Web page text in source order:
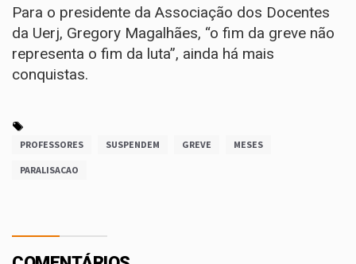
Para o presidente da Associação dos Docentes
da Uerj, Gregory Magalhães, “o fim da greve não
representa o fim da luta”, ainda há mais
conquistas.
PROFESSORES SUSPENDEM GREVE MESES
PARALISACAO